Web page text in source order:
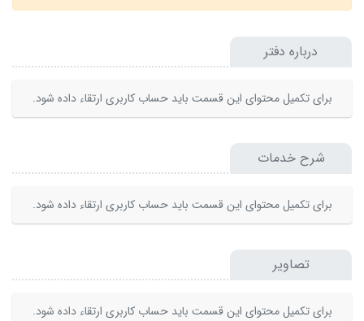
درباره دفتر
برای تکمیل محتوای این قسمت باید حساب کاربری ارتقاء داده شود.
شرح خدمات
برای تکمیل محتوای این قسمت باید حساب کاربری ارتقاء داده شود.
تصاویر
برای تکمیل محتوای این قسمت باید حساب کاربری ارتقاء داده شود.